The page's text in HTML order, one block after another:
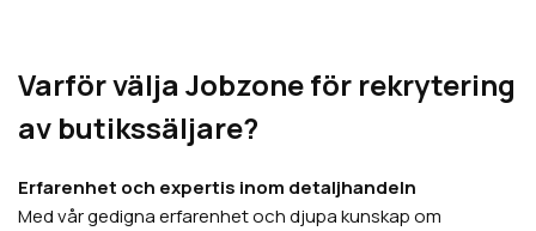
Varför välja Jobzone för rekrytering
av butikssäljare?
Erfarenhet och expertis inom detaljhandeln
Med vår gedigna erfarenhet och djupa kunskap om